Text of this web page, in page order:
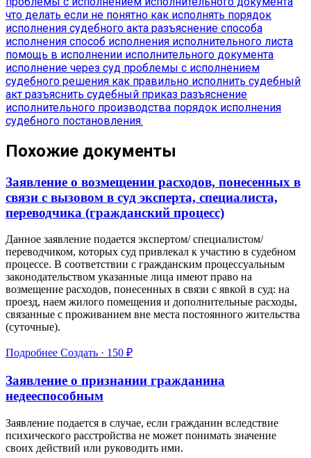
что делать если не понятно как исполнять порядок
исполнения судебного акта разъяснение способа
исполнения способ исполнения исполнительного листа
помощь в исполнении исполнительного документа
исполнение через суд проблемы с исполнением
судебного решения как правильно исполнить судебный
акт разъяснить судебный приказ разъяснение
исполнительного производства порядок исполнения
судебного постановления.
Похожие документы
Заявление о возмещении расходов, понесенных в
связи с вызовом в суд эксперта, специалиста,
переводчика (гражданский процесс)
Данное заявление подается экспертом/ специалистом/
переводчиком, которых суд привлекал к участию в судебном
процессе. В соответствии с гражданским процессуальным
законодательством указанные лица имеют право на
возмещение расходов, понесенных в связи с явкой в суд: на
проезд, наем жилого помещения и дополнительные расходы,
связанные с проживанием вне места постоянного жительства
(суточные).
Подробнее Создать · 150 ₽
Заявление о признании гражданина
недееспособным
Заявление подается в случае, если гражданин вследствие
психического расстройства не может понимать значение
своих действий или руководить ими.